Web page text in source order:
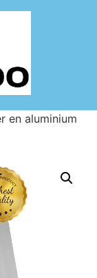
en aluminium